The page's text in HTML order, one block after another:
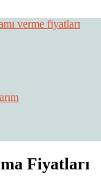
Fiyatları